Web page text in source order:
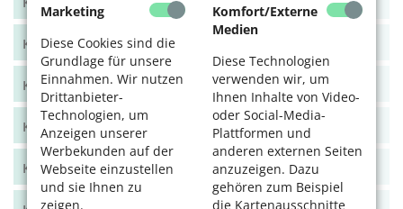
Marketing
Diese Cookies sind die
Grundlage für unsere
Einnahmen. Wir nutzen
Drittanbieter-
Technologien, um
Anzeigen unserer
Werbekunden auf der
Webseite einzustellen
und sie Ihnen zu
zeigen.
Komfort/Externe
Medien
Diese Technologien
verwenden wir, um
Ihnen Inhalte von Video-
oder Social-Media-
Plattformen und
anderen externen Seiten
anzuzeigen. Dazu
gehören zum Beispiel
die Kartenausschnitte
KölnerLeben Okt/Nov 19
KölnerLeben Aug/Sept 2019
KölnerLeben Juni/Juli 2019
KölnerLeben April/Mai 2019